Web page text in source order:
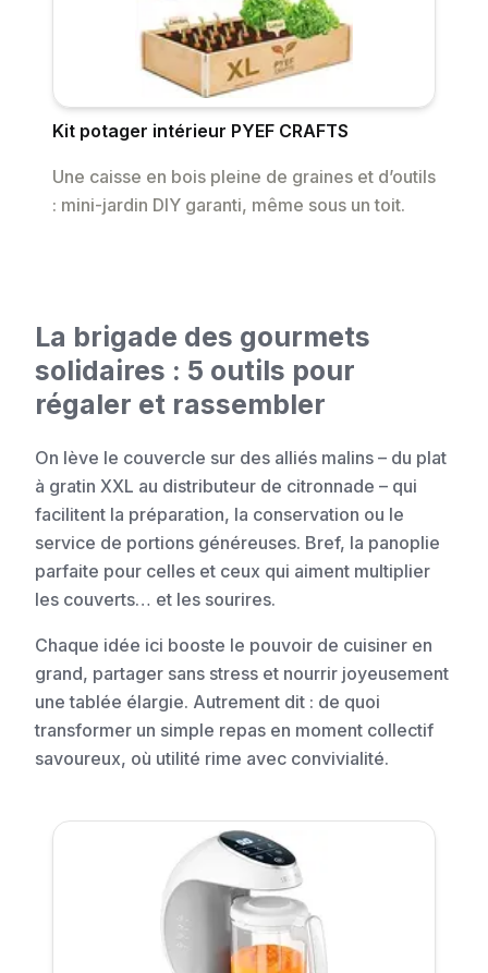
Kit potager intérieur PYEF CRAFTS
Une caisse en bois pleine de graines et d’outils
: mini-jardin DIY garanti, même sous un toit.
La brigade des gourmets
solidaires : 5 outils pour
régaler et rassembler
On lève le couvercle sur des alliés malins – du plat
à gratin XXL au distributeur de citronnade – qui
facilitent la préparation, la conservation ou le
service de portions généreuses. Bref, la panoplie
parfaite pour celles et ceux qui aiment multiplier
les couverts… et les sourires.
Chaque idée ici booste le pouvoir de cuisiner en
grand, partager sans stress et nourrir joyeusement
une tablée élargie. Autrement dit : de quoi
transformer un simple repas en moment collectif
savoureux, où utilité rime avec convivialité.